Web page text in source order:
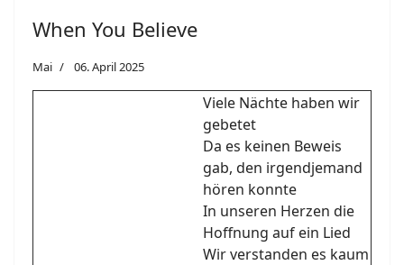
When You Believe
Mai 06. April 2025
Viele Nächte haben wir
gebetet
Da es keinen Beweis
gab, den irgendjemand
hören konnte
In unseren Herzen die
Hoffnung auf ein Lied
Wir verstanden es kaum